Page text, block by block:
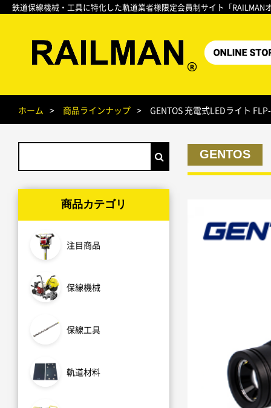
鉄道保線機械・工具に特化した軌道業者様限定会員制サイト「RAILMAN
ホーム 商品ラインナップ GENTOS 充電式LEDライト
GENTOS
商品カテゴリ
注目商品
保線機械
保線工具
軌道材料